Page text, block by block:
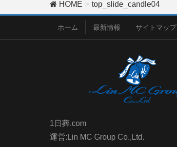
HOME top_slide_candle04
ホーム 最新情報 サイトマップ
1日葬.com
運営:Lin MC Group Co.,Ltd.